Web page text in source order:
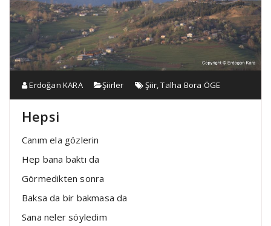
Erdoğan KARA Şiirler Şiir,Talha Bora ÖGE
Hepsi
Canım ela gözlerin
Hep bana baktı da
Görmedikten sonra
Baksa da bir bakmasa da
Sana neler söyledim